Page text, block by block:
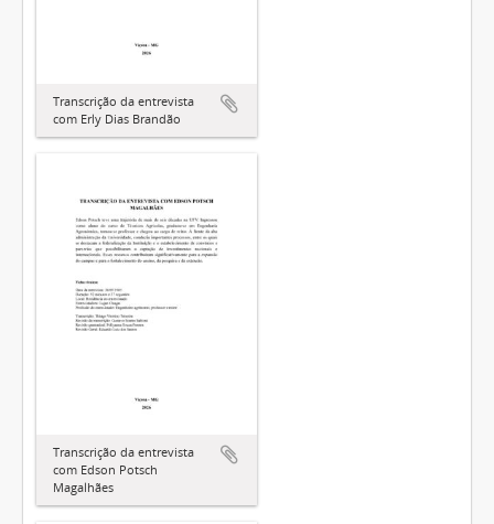
Transcrição da entrevista
com Erly Dias Brandão
Transcrição da entrevista
com Edson Potsch
Magalhães